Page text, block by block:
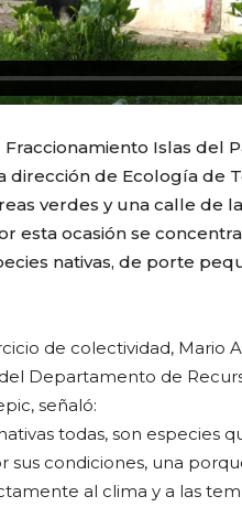
Islas del
dirección de Ecología de
verdes y una calle de
esta ocasión se
nativas, de porte
de colectividad, Mario
Departamento de
señaló:
todas, son especies
sus condiciones, una
al clima y a las